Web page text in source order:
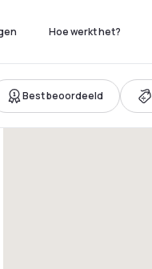
Hoe werkt het?
Best beoordeeld